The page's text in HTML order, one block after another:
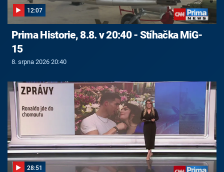
12:07
Prima Historie, 8.8. v 20:40 - Stíhačka MiG-
15
8. srpna 2026 20:40
28:51